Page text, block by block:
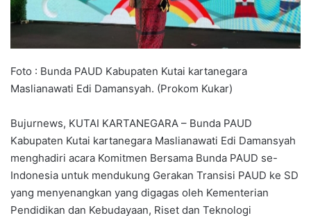
Foto : Bunda PAUD Kabupaten Kutai kartanegara
Maslianawati Edi Damansyah. (Prokom Kukar)
Bujurnews, KUTAI KARTANEGARA – Bunda PAUD
Kabupaten Kutai kartanegara Maslianawati Edi Damansyah
menghadiri acara Komitmen Bersama Bunda PAUD se-
Indonesia untuk mendukung Gerakan Transisi PAUD ke SD
yang menyenangkan yang digagas oleh Kementerian
Pendidikan dan Kebudayaan, Riset dan Teknologi